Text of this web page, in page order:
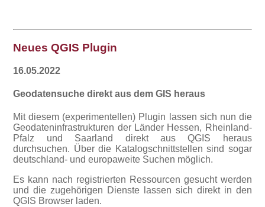
Neues QGIS Plugin
16.05.2022
Geodatensuche direkt aus dem GIS heraus
Mit diesem (experimentellen) Plugin lassen sich nun die
Geodateninfrastrukturen der Länder Hessen, Rheinland-
Pfalz und Saarland direkt aus QGIS heraus
durchsuchen. Über die Katalogschnittstellen sind sogar
deutschland- und europaweite Suchen möglich.
Es kann nach registrierten Ressourcen gesucht werden
und die zugehörigen Dienste lassen sich direkt in den
QGIS Browser laden.